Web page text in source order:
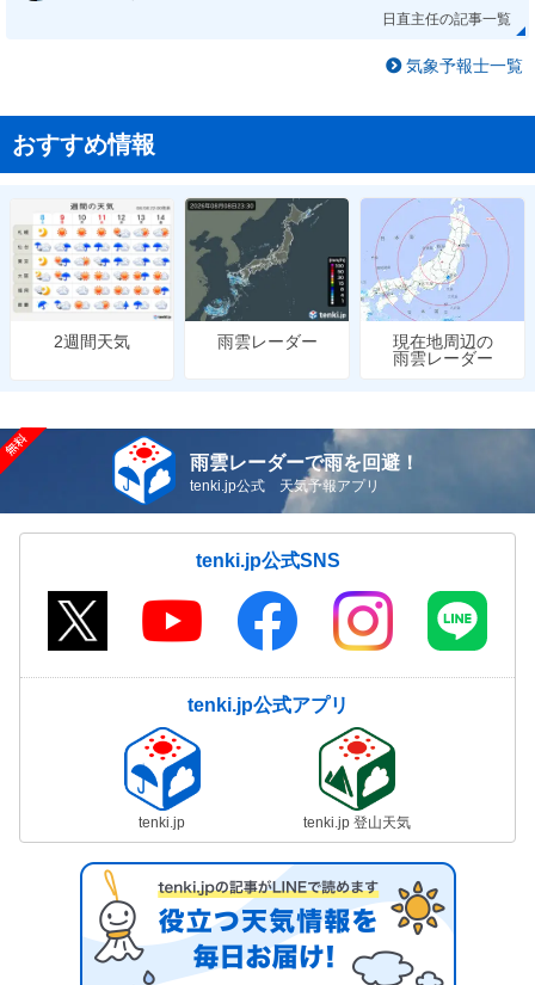
日直主任の記事一覧
気象予報士一覧
おすすめ情報
2週間天気 雨雲レーダー
現在地周辺の
雨雲レーダー
雨雲レーダーで雨を回避！
tenki.jp公式 天気予報アプリ
tenki.jp公式SNS
tenki.jp公式アプリ
tenki.jp tenki.jp 登山天気